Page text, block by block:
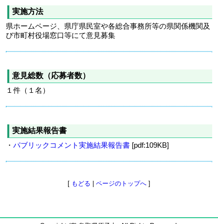
実施方法
県ホームページ、県庁県民室や各総合事務所等の県関係機関及
び市町村役場窓口等にて意見募集
意見総数（応募者数）
１件（１名）
実施結果報告書
・ パブリックコメント実施結果報告書 [pdf:109KB]
[ もどる ページのトップへ ]